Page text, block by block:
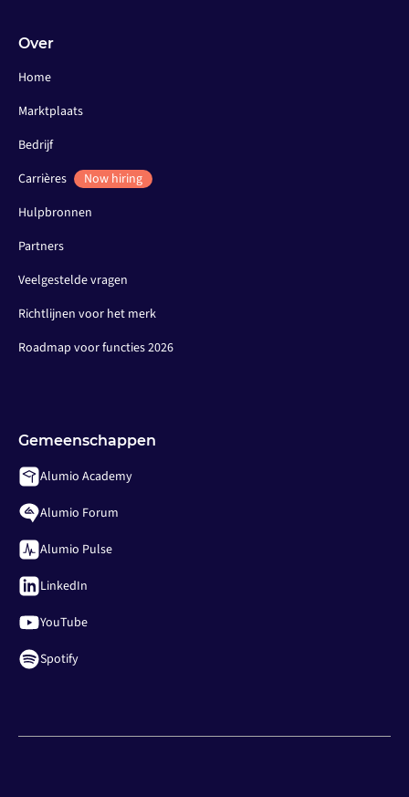
Over
Home
Marktplaats
Bedrijf
Carrières
Now hiring
Hulpbronnen
Partners
Veelgestelde vragen
Richtlijnen voor het merk
Roadmap voor functies 2026
Gemeenschappen
Alumio Academy
Alumio Forum
Alumio Pulse
LinkedIn
YouTube
Spotify